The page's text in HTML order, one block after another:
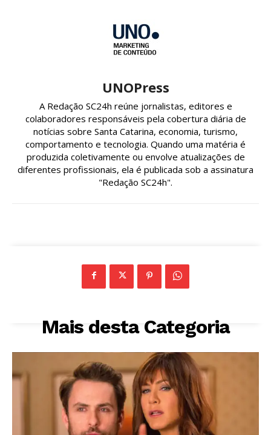
UNOPress
A Redação SC24h reúne jornalistas, editores e
colaboradores responsáveis pela cobertura diária de
notícias sobre Santa Catarina, economia, turismo,
comportamento e tecnologia. Quando uma matéria é
produzida coletivamente ou envolve atualizações de
diferentes profissionais, ela é publicada sob a assinatura
"Redação SC24h".
Mais desta Categoria